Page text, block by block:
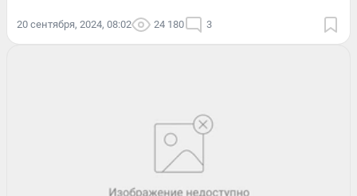
20 сентября, 2024, 08:02 24 180 3